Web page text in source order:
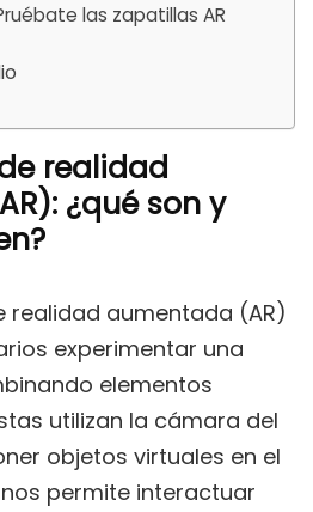
las zapatillas AR
realidad
¿qué son y
realidad aumentada (AR)
experimentar una
elementos
utilizan la cámara del
objetos virtuales en el
permite interactuar